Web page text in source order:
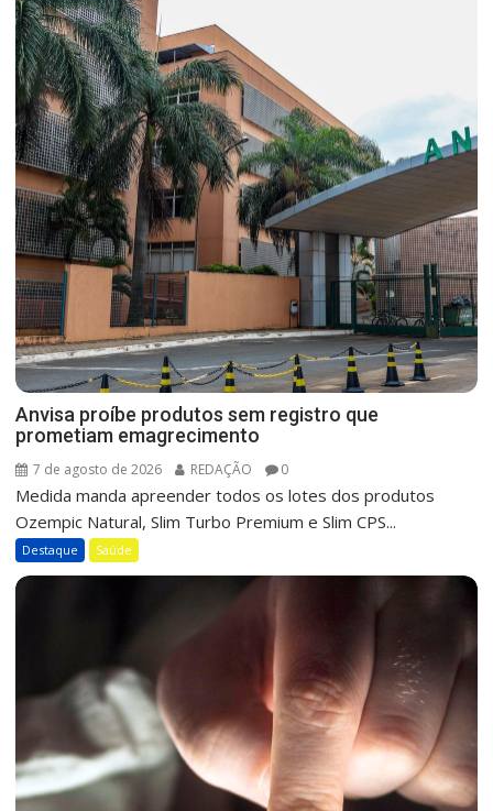
Anvisa proíbe produtos sem registro que
prometiam emagrecimento
7 de agosto de 2026 REDAÇÃO 0
Medida manda apreender todos os lotes dos produtos
Ozempic Natural, Slim Turbo Premium e Slim CPS...
Destaque Saúde